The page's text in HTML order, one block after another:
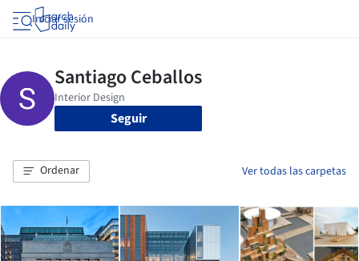
Iniciar sesión
Seguir
Ordenar Ver todas las carpetas